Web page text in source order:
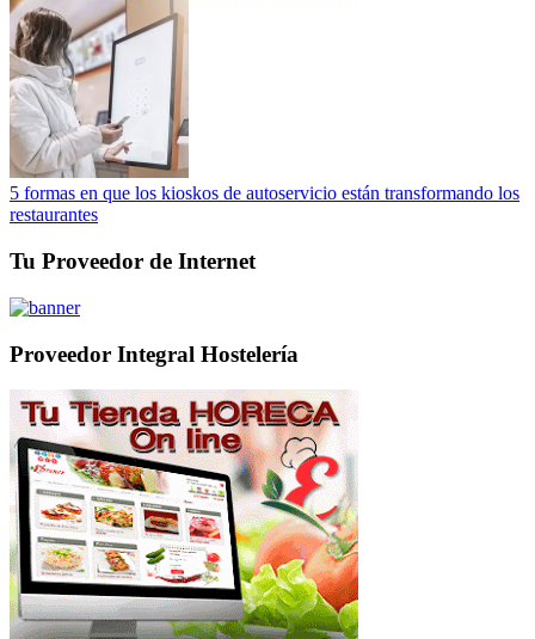
5 formas en que los kioskos de autoservicio están transformando los
restaurantes
Tu Proveedor de Internet
Proveedor Integral Hostelería